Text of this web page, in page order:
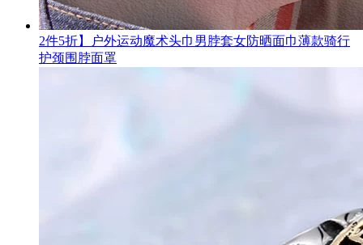
2件5折】户外运动魔术头巾男脖套女防晒面巾薄款骑行
护颈围脖面罩